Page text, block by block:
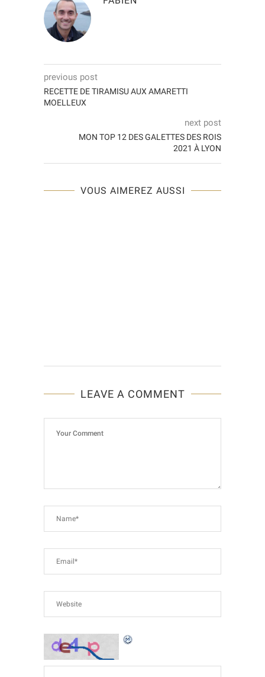
previous post
RECETTE DE TIRAMISU AUX AMARETTI
MOELLEUX
next post
MON TOP 12 DES GALETTES DES ROIS
2021 À LYON
VOUS AIMEREZ AUSSI
LEAVE A COMMENT